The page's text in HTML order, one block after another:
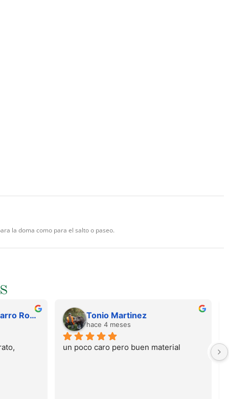
la doma como para el salto o paseo.
Juan Francisco Navarro Roman Tonio Martinez
hace 4 meses
un poco caro pero buen material